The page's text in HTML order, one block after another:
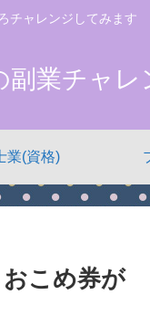
チャレンジしてみます
副業チャレ
業(資格)
おこめ券が